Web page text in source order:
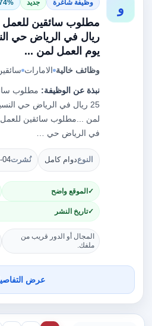
و وظيفة شاغرة جديد 74%
يوم العمل لمن ...
وظائف خالية الامارات
نبذة عن الوظيفة: مطلوب
في الرياض حي …
النوعدوام كامل نُشرت04
الموقع واضح
تاريخ النشر
المجال أو الدور قريب من
ملفك.
عرض